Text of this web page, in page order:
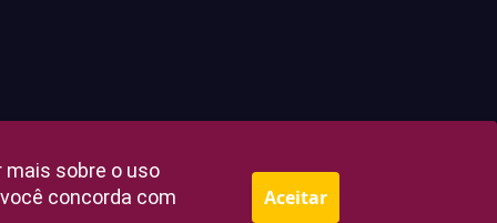
sobre o uso
concorda com
Aceitar